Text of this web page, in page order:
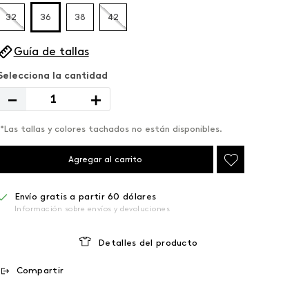
32 36 38 42
Guía de tallas
＋
－
*Las tallas y colores tachados no están disponibles.
Agregar al carrito
Envío gratis a partir 60 dólares
Información sobre envíos y devoluciones
Detalles del producto
Compartir